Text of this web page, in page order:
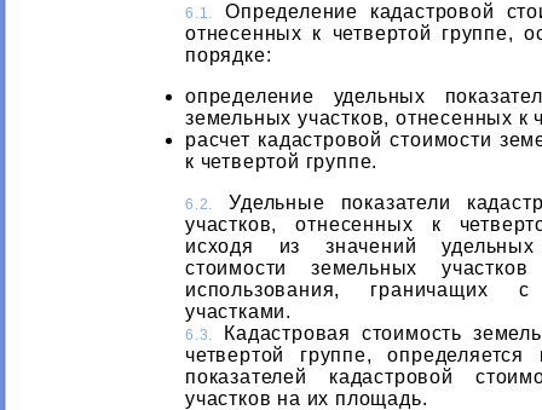
6.1.
Определение кадастровой
отнесенных к четвертой группе,
порядке:
определение удельных
земельных участков, отнесенных к
расчет кадастровой стоимости
к четвертой группе.
6.2.
Удельные показатели
участков, отнесенных к
исходя из значений удельных
стоимости земельных
использования, граничащих
участками.
6.3.
Кадастровая стоимость
четвертой группе,
показателей кадастровой
участков на их площадь.